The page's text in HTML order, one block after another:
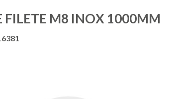
FILETE M8 INOX 1000MM